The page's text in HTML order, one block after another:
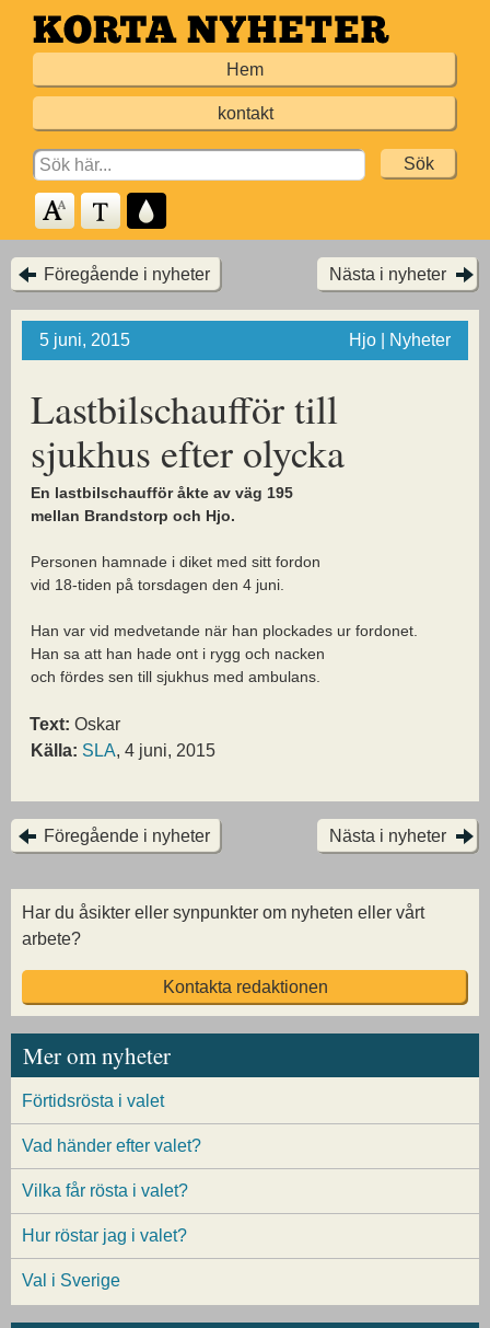
Hoppa
till
Hem
kontakt
Search
for:
Föregående i nyheter Nästa i nyheter
5 juni, 2015 Hjo | Nyheter
Lastbilschaufför till
sjukhus efter olycka
En lastbilschaufför åkte av väg 195
mellan Brandstorp och Hjo.
Personen hamnade i diket med sitt fordon
vid 18-tiden på torsdagen den 4 juni.
Han var vid medvetande när han plockades ur fordonet.
Han sa att han hade ont i rygg och nacken
och fördes sen till sjukhus med ambulans.
Text: Oskar
Källa: SLA, 4 juni, 2015
Föregående i nyheter Nästa i nyheter
Har du åsikter eller synpunkter om nyheten eller vårt
arbete?
Kontakta redaktionen
Mer om nyheter
Förtidsrösta i valet
Vad händer efter valet?
Vilka får rösta i valet?
Hur röstar jag i valet?
Val i Sverige